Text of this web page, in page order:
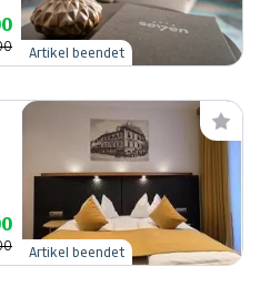
Artikel beendet
Artikel beendet